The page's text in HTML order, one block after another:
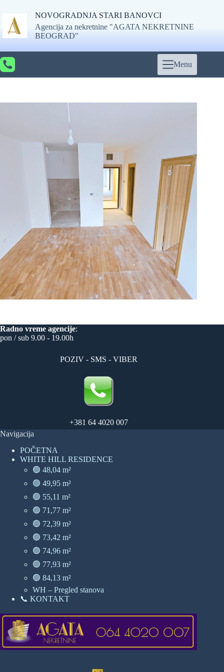
content
NOVOGRADNJA STARI BANOVCI
Agencija za nekretnine "AGATA NEKRETNINE
BEOGRAD"
Menu
Radno vreme agencije:
pon / sub 9.00 - 19.00h
POZIV - SMS - VIBER
+381 64 4020 007
Navigacija
POČETNA
WHITE HILL RESIDENCE
🟢 48,04 m²
🟢 49,95 m²
🟢 55,11 m²
🟢 71,77 m²
🟢 72,39 m²
🟢 73,42 m²
🟢 74,96 m²
🟢 77,93 m²
🟢 84,13 m²
WH – Pregled stanova
📞 KONTAKT